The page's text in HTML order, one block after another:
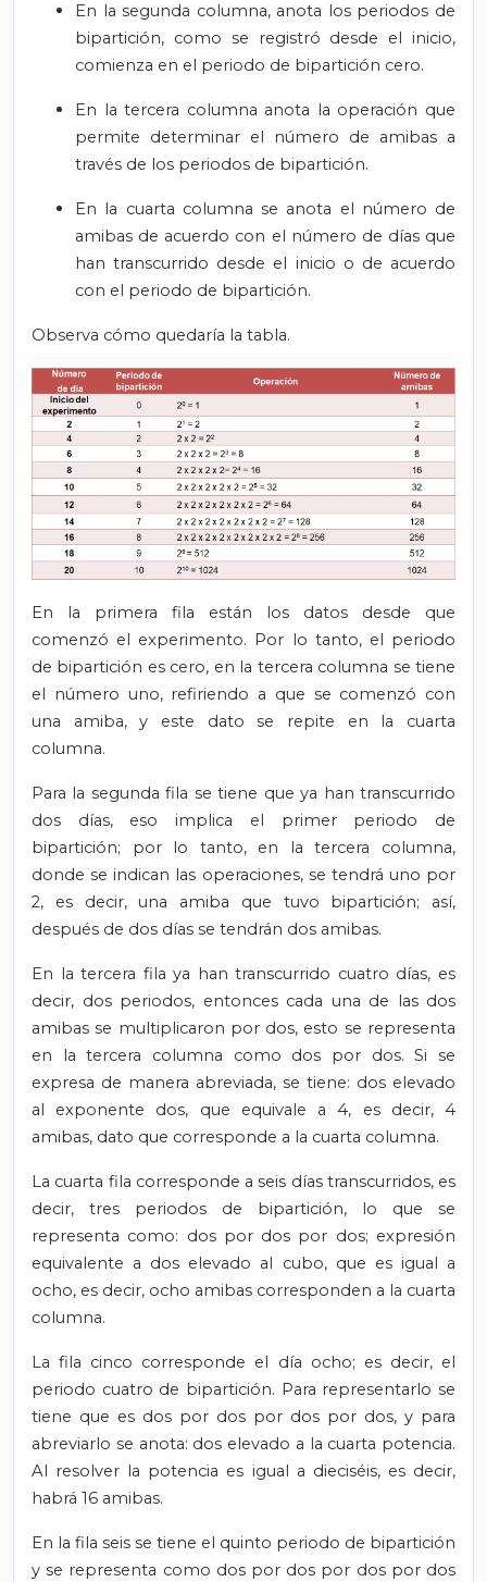
En la segunda columna, anota los periodos de
bipartición, como se registró desde el inicio,
comienza en el periodo de bipartición cero.
En la tercera columna anota la operación que
permite determinar el número de amibas a
través de los periodos de bipartición.
En la cuarta columna se anota el número de
amibas de acuerdo con el número de días que
han transcurrido desde el inicio o de acuerdo
con el periodo de bipartición.
Observa cómo quedaría la tabla.
En la primera fila están los datos desde que
comenzó el experimento. Por lo tanto, el periodo
de bipartición es cero, en la tercera columna se tiene
el número uno, refiriendo a que se comenzó con
una amiba, y este dato se repite en la cuarta
columna.
Para la segunda fila se tiene que ya han transcurrido
dos días, eso implica el primer periodo de
bipartición; por lo tanto, en la tercera columna,
donde se indican las operaciones, se tendrá uno por
2, es decir, una amiba que tuvo bipartición; así,
después de dos días se tendrán dos amibas.
En la tercera fila ya han transcurrido cuatro días, es
decir, dos periodos, entonces cada una de las dos
amibas se multiplicaron por dos, esto se representa
en la tercera columna como dos por dos. Si se
expresa de manera abreviada, se tiene: dos elevado
al exponente dos, que equivale a 4, es decir, 4
amibas, dato que corresponde a la cuarta columna.
La cuarta fila corresponde a seis días transcurridos, es
decir, tres periodos de bipartición, lo que se
representa como: dos por dos por dos; expresión
equivalente a dos elevado al cubo, que es igual a
ocho, es decir, ocho amibas corresponden a la cuarta
columna.
La fila cinco corresponde el día ocho; es decir, el
periodo cuatro de bipartición. Para representarlo se
tiene que es dos por dos por dos por dos, y para
abreviarlo se anota: dos elevado a la cuarta potencia.
Al resolver la potencia es igual a dieciséis, es decir,
habrá 16 amibas.
En la fila seis se tiene el quinto periodo de bipartición
y se representa como dos por dos por dos por dos